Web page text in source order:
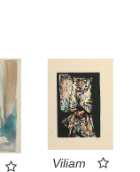
Viliam